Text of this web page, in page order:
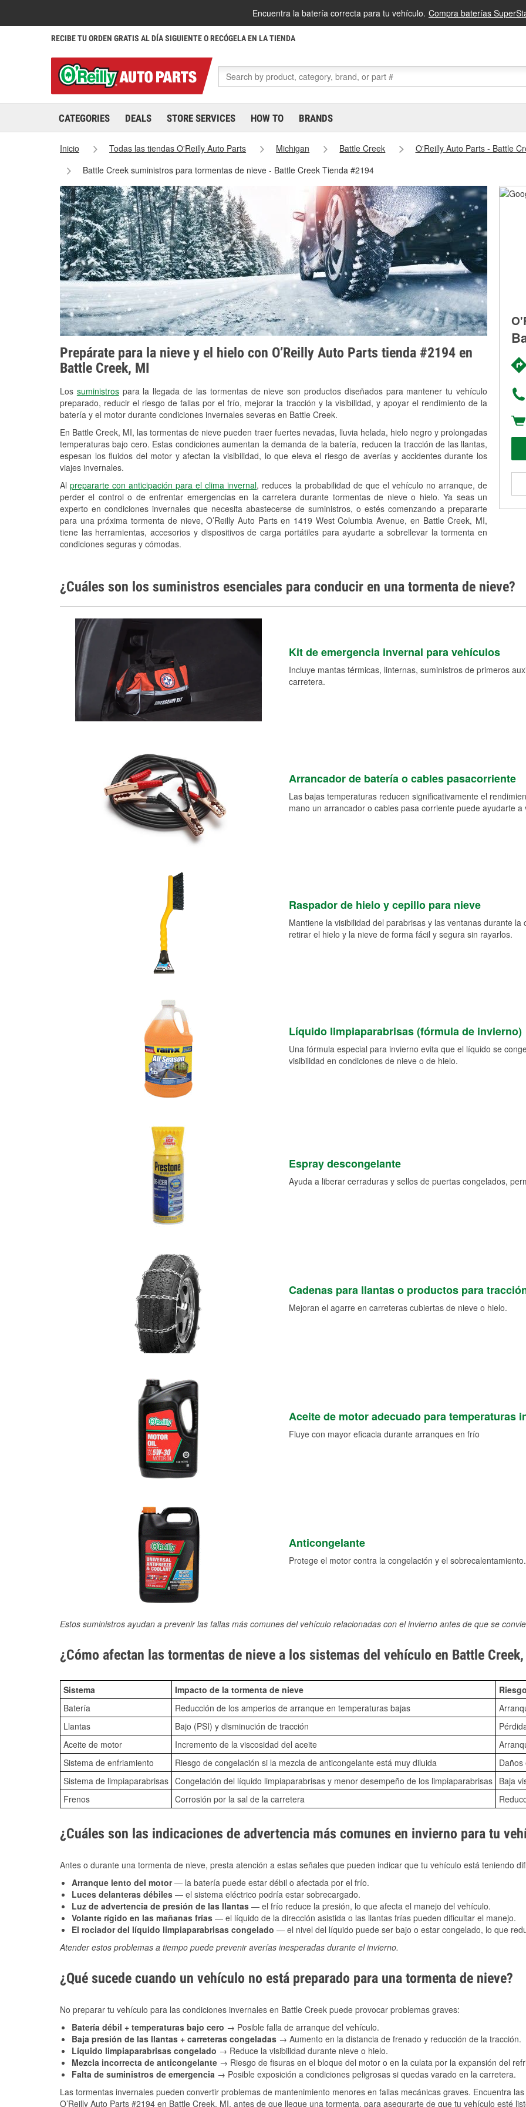
Encuentra la batería correcta para tu vehículo. Compra baterías
RECIBE TU ORDEN GRATIS AL DÍA SIGUIENTE O RECÓGELA EN LA TIENDA
CATEGORIES DEALS STORE SERVICES HOW TO BRANDS
Inicio Todas las tiendas O'Reilly Auto Parts Michigan Battle Creek
O'Reilly Auto Parts - Battle
Battle Creek suministros para tormentas de nieve - Battle Creek Tienda #2194
Prepárate para la nieve y el hielo con O’Reilly Auto Parts tienda #2194 en
Battle Creek, MI
Los suministrospara la llegada de las tormentas de nieve son productos diseñados para mantener tu vehículo
preparado, reducir el riesgo de fallas por el frío, mejorar la tracción y la visibilidad, y apoyar el rendimiento de la
batería y el motor durante condiciones invernales severas en Battle Creek.
En Battle Creek, MI, las tormentas de nieve pueden traer fuertes nevadas, lluvia helada, hielo negro y prolongadas
temperaturas bajo cero. Estas condiciones aumentan la demanda de la batería, reducen la tracción de las llantas,
espesan los fluidos del motor y afectan la visibilidad, lo que eleva el riesgo de averías y accidentes durante los
viajes invernales.
Alprepararte con anticipación para el clima invernal, reduces la probabilidad de que el vehículo no arranque, de
perder el control o de enfrentar emergencias en la carretera durante tormentas de nieve o hielo. Ya seas un
experto en condiciones invernales que necesita abastecerse de suministros, o estés comenzando a prepararte
para una próxima tormenta de nieve, O’Reilly Auto Parts en 1419 West Columbia Avenue, en Battle Creek, MI,
tiene las herramientas, accesorios y dispositivos de carga portátiles para ayudarte a sobrellevar la tormenta en
condiciones seguras y cómodas.
¿Cuáles son los suministros esenciales para conducir en una tormenta de nieve?
Kit de emergencia invernal para vehículos
Incluye mantas térmicas, linternas, suministros de primeros
carretera.
Arrancador de batería o cables pasacorriente
Las bajas temperaturas reducen significativamente el
mano un arrancador o cables pasa corriente puede ayudarte
Raspador de hielo y cepillo para nieve
Mantiene la visibilidad del parabrisas y las ventanas durante
retirar el hielo y la nieve de forma fácil y segura sin rayarlos.
Líquido limpiaparabrisas (fórmula de invierno)
Una fórmula especial para invierno evita que el líquido se
visibilidad en condiciones de nieve o de hielo.
Espray descongelante
Ayuda a liberar cerraduras y sellos de puertas congelados,
Cadenas para llantas o productos para
Mejoran el agarre en carreteras cubiertas de nieve o hielo.
Aceite de motor adecuado para temperaturas
Fluye con mayor eficacia durante arranques en frío
Anticongelante
Protege el motor contra la congelación y el sobrecalentamiento.
Estos suministros ayudan a prevenir las fallas más comunes del vehículo relacionadas con el invierno antes de que se
¿Cómo afectan las tormentas de nieve a los sistemas del vehículo en Battle
Sistema Impacto de la tormenta de nieve
Batería
Reducción de los amperios de arranque en temperaturas bajas
Llantas
Bajo (PSI) y disminución de tracción
Aceite de motor
Incremento de la viscosidad del aceite
Sistema de enfriamiento
Riesgo de congelación si la mezcla de anticongelante está muy diluida
Sistema de limpiaparabrisas Congelación del líquido limpiaparabrisas y menor desempeño de los limpiaparabrisas Baja
Frenos
Corrosión por la sal de la carretera
¿Cuáles son las indicaciones de advertencia más comunes en invierno para tu
Antes o durante una tormenta de nieve, presta atención a estas señales que pueden indicar que tu vehículo está teniendo
Arranque lento del motor— la batería puede estar débil o afectada por el frío.
Luces delanteras débiles — el sistema eléctrico podría estar sobrecargado.
Luz de advertencia de presión de las llantas — el frío reduce la presión, lo que afecta el manejo del vehículo.
Volante rígido en las mañanas frías — el líquido de la dirección asistida o las llantas frías pueden dificultar el manejo.
El rociador del líquido limpiaparabrisas congelado — el nivel del líquido puede ser bajo o estar congelado, lo que
Atender estos problemas a tiempo puede prevenir averías inesperadas durante el invierno.
¿Qué sucede cuando un vehículo no está preparado para una tormenta de nieve?
No preparar tu vehículo para las condiciones invernales en Battle Creek puede provocar problemas graves:
Batería débil + temperaturas bajo cero → Posible falla de arranque del vehículo.
Baja presión de las llantas + carreteras congeladas → Aumento en la distancia de frenado y reducción de la tracción.
Líquido limpiaparabrisas congelado → Reduce la visibilidad durante nieve o hielo.
Mezcla incorrecta de anticongelante → Riesgo de fisuras en el bloque del motor o en la culata por la expansión del
Falta de suministros de emergencia → Posible exposición a condiciones peligrosas si quedas varado en la carretera.
Las tormentas invernales pueden convertir problemas de mantenimiento menores en fallas mecánicas graves. Encuentra
O’Reilly Auto Parts #2194 en Battle Creek, MI, antes de que llegue una tormenta, para asegurarte de que tu vehículo esté